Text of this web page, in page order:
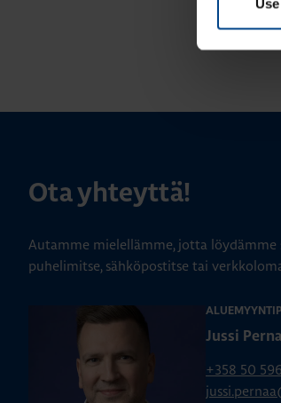
Ota yhteyttä!
Autamme mielellämme, jotta
puhelimitse, sähköpostitse tai
Jussi
+358 50